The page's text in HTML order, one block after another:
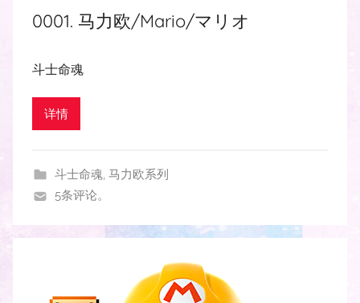
0001. 马力欧/Mario/マリオ
斗士命魂
详情
斗士命魂, 马力欧系列
5条评论。